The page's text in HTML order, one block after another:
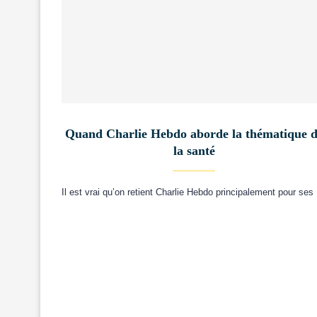
Quand Charlie Hebdo aborde la thématique
la santé
Il est vrai qu’on retient Charlie Hebdo principalement pour ses